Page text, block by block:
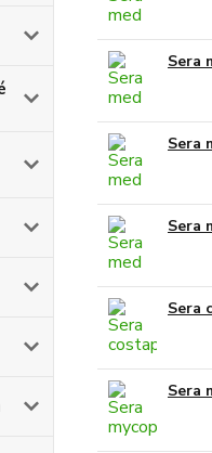
Sera
Sera
Sera
Sera
Sera